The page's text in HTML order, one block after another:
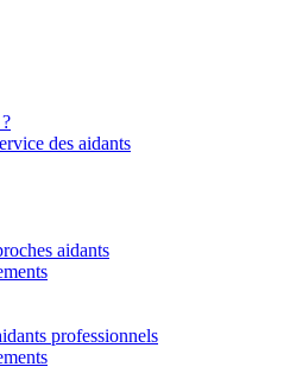
des aidants
aidants
professionnels